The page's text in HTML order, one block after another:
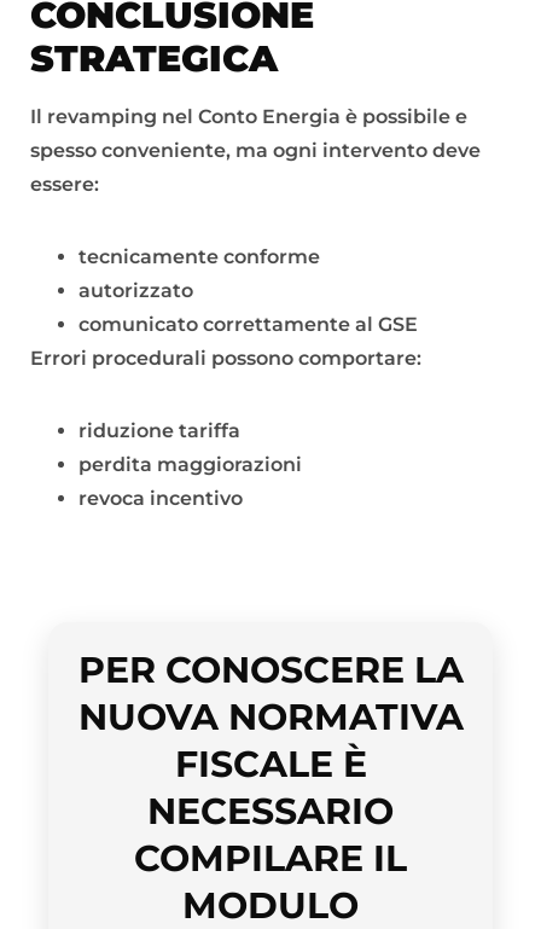
CONCLUSIONE
STRATEGICA
Il revamping nel Conto Energia è possibile e
spesso conveniente, ma ogni intervento deve
essere:
tecnicamente conforme
autorizzato
comunicato correttamente al GSE
Errori procedurali possono comportare:
riduzione tariffa
perdita maggiorazioni
revoca incentivo
PER CONOSCERE LA
NUOVA NORMATIVA
FISCALE È
NECESSARIO
COMPILARE IL
MODULO